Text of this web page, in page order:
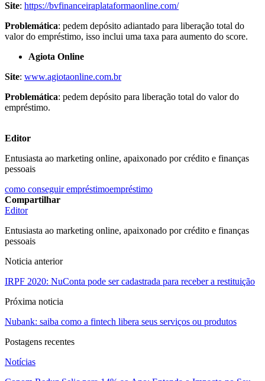
Site: https://bvfinanceiraplataformaonline.com/
Problemática: pedem depósito adiantado para liberação total do
valor do empréstimo, isso inclui uma taxa para aumento do score.
Agiota Online
Site: www.agiotaonline.com.br
Problemática: pedem depósito para liberação total do valor do
empréstimo.
Editor
Entusiasta ao marketing online, apaixonado por crédito e finanças
pessoais
como conseguir empréstimoempréstimo
Compartilhar
Editor
Entusiasta ao marketing online, apaixonado por crédito e finanças
pessoais
Noticia anterior
IRPF 2020: NuConta pode ser cadastrada para receber a restituição
Próxima noticia
Nubank: saiba como a fintech libera seus serviços ou produtos
Postagens recentes
Notícias